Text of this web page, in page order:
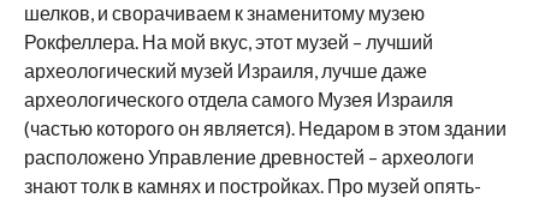
шелков, и сворачиваем к знаменитому музею
Рокфеллера. На мой вкус, этот музей – лучший
археологический музей Израиля, лучше даже
археологического отдела самого Музея Израиля
(частью которого он является). Недаром в этом здании
расположено Управление древностей – археологи
знают толк в камнях и постройках. Про музей опять-